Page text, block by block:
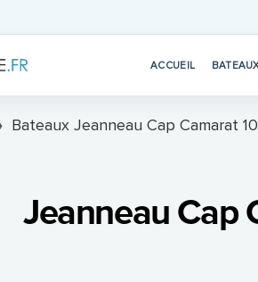
ACCUEIL
Bateaux Jeanneau Cap Camarat
Jeanneau Cap